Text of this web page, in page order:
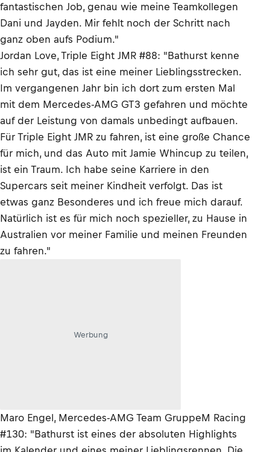
fantastischen Job, genau wie meine Teamkollegen
Dani und Jayden. Mir fehlt noch der Schritt nach
ganz oben aufs Podium."
Jordan Love, Triple Eight JMR #88: "Bathurst kenne
ich sehr gut, das ist eine meiner Lieblingsstrecken.
Im vergangenen Jahr bin ich dort zum ersten Mal
mit dem Mercedes-AMG GT3 gefahren und möchte
auf der Leistung von damals unbedingt aufbauen.
Für Triple Eight JMR zu fahren, ist eine große Chance
für mich, und das Auto mit Jamie Whincup zu teilen,
ist ein Traum. Ich habe seine Karriere in den
Supercars seit meiner Kindheit verfolgt. Das ist
etwas ganz Besonderes und ich freue mich darauf.
Natürlich ist es für mich noch spezieller, zu Hause in
Australien vor meiner Familie und meinen Freunden
zu fahren."
Werbung
Maro Engel, Mercedes-AMG Team GruppeM Racing
#130: "Bathurst ist eines der absoluten Highlights